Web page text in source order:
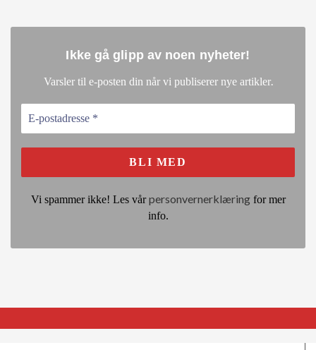
Ikke gå glipp av noen nyheter!
Varsler til e-posten din når vi publiserer nye artikler.
Vi spammer ikke! Les vårpersonvernerklæringfor mer
info.